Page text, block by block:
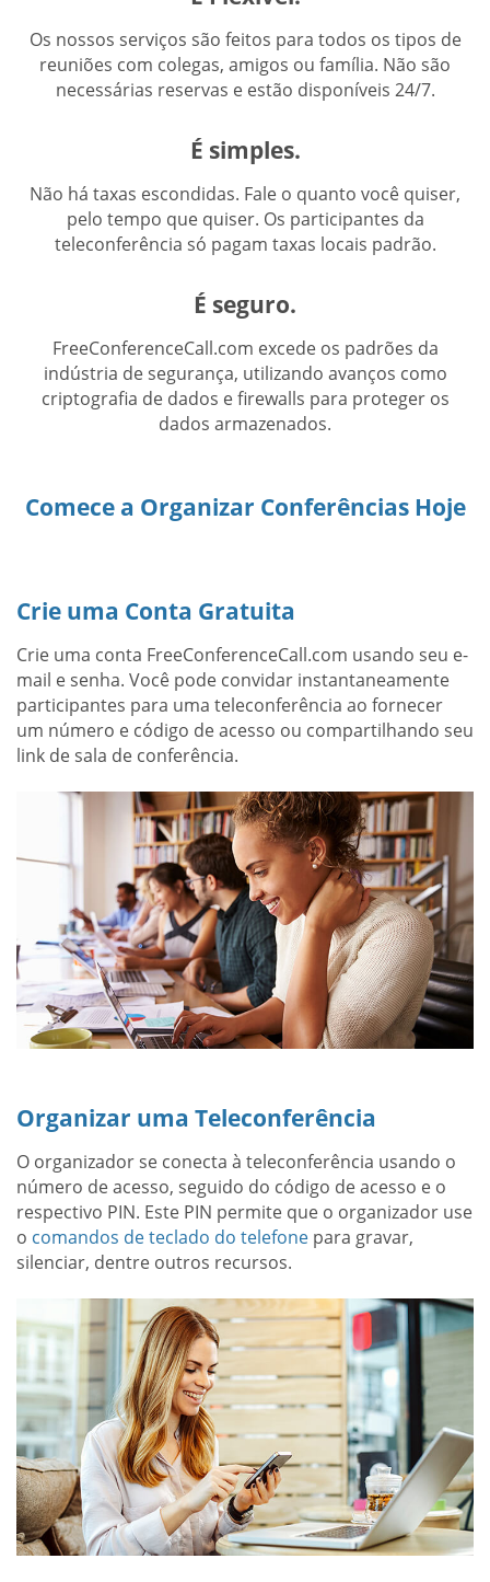
Os nossos serviços são feitos para todos os tipos de
reuniões com colegas, amigos ou família. Não são
necessárias reservas e estão disponíveis 24/7.
É simples.
Não há taxas escondidas. Fale o quanto você quiser,
pelo tempo que quiser. Os participantes da
teleconferência só pagam taxas locais padrão.
É seguro.
FreeConferenceCall.com excede os padrões da
indústria de segurança, utilizando avanços como
criptografia de dados e firewalls para proteger os
dados armazenados.
Comece a Organizar Conferências Hoje
Crie uma Conta Gratuita
Crie uma conta FreeConferenceCall.com usando seu e-
mail e senha. Você pode convidar instantaneamente
participantes para uma teleconferência ao fornecer
um número e código de acesso ou compartilhando seu
link de sala de conferência.
Organizar uma Teleconferência
O organizador se conecta à teleconferência usando o
número de acesso, seguido do código de acesso e o
respectivo PIN. Este PIN permite que o organizador use
o comandos de teclado do telefone para gravar,
silenciar, dentre outros recursos.